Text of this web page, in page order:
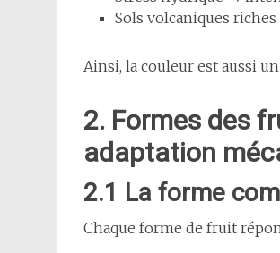
Sols volcaniques
Ainsi, la couleur est aussi un
2. Formes des
adaptation
2.1 La forme
Chaque forme de fruit